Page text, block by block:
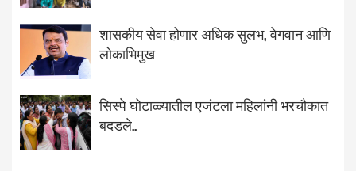
शासकीय सेवा होणार अधिक सुलभ, वेगवान आणि
लोकाभिमुख
सिस्पे घोटाळ्यातील एजंटला महिलांनी भरचौकात
बदडले..